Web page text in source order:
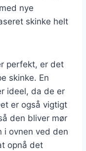
nye
skinke helt
perfekt, er det
skinke. En
ideel, da de er
er også vigtigt
den bliver mør
i ovnen ved den
opnå det